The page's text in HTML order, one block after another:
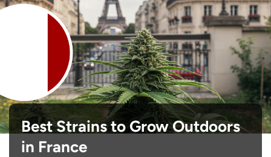
Best Strains to Grow Outdoors
in France